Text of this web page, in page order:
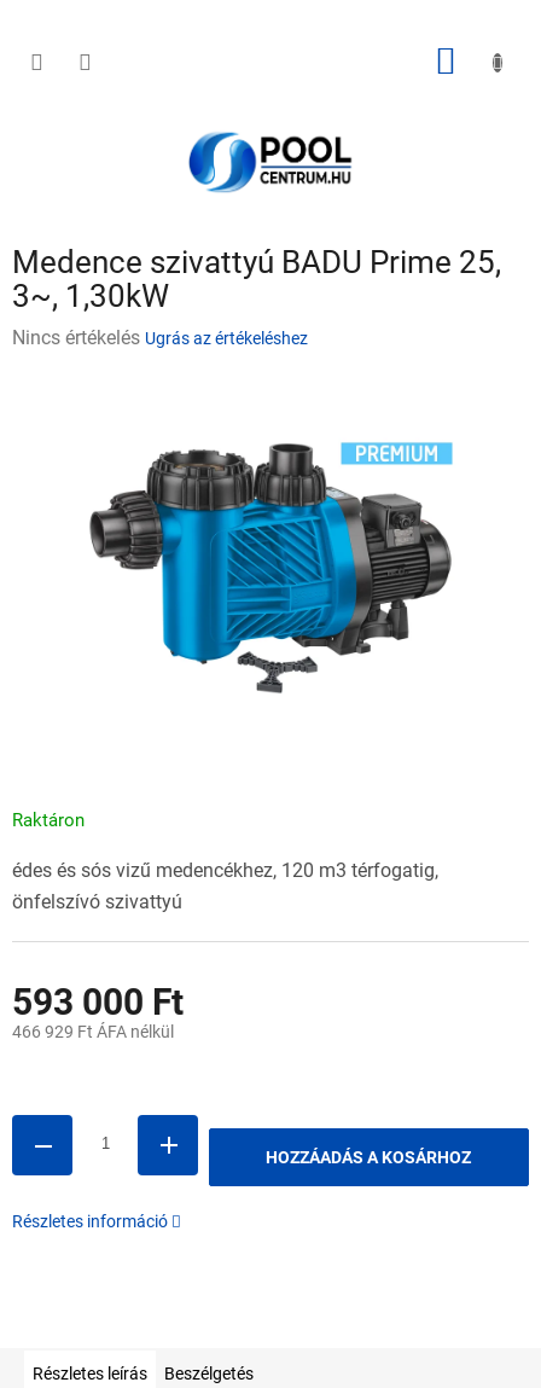
KOSÁR
Medence szivattyú BADU Prime 25,
3~, 1,30kW
ANincs értékelés Ugrás az értékeléshez
593 000 Ft
466 929 Ft ÁFA nélkül
Raktáron
HOZZÁADÁS A KOSÁRHOZ
édes és sós vizű medencékhez, 120 m3 térfogatig,
önfelszívó szivattyú
Részletes információ
Részletes leírás Beszélgetés